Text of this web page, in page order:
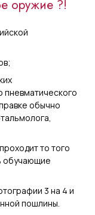
оружие ?!
пневматического
обычно
то того
обучающие
3 на 4 и
пошлины.